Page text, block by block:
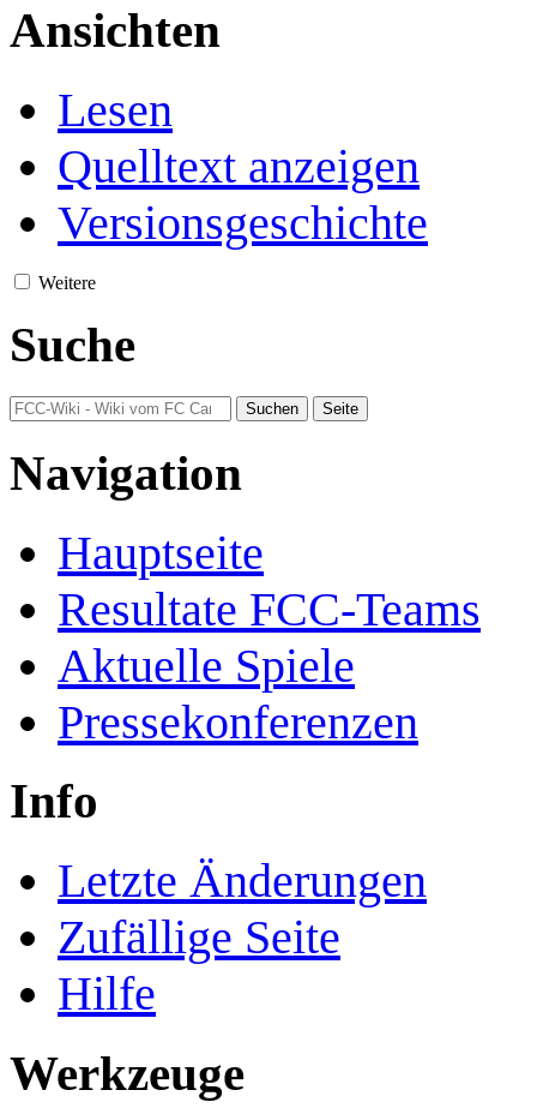
Ansichten
Lesen
Quelltext anzeigen
Versionsgeschichte
Weitere
Suche
Navigation
Hauptseite
Resultate FCC-Teams
Aktuelle Spiele
Pressekonferenzen
Info
Letzte Änderungen
Zufällige Seite
Hilfe
Werkzeuge